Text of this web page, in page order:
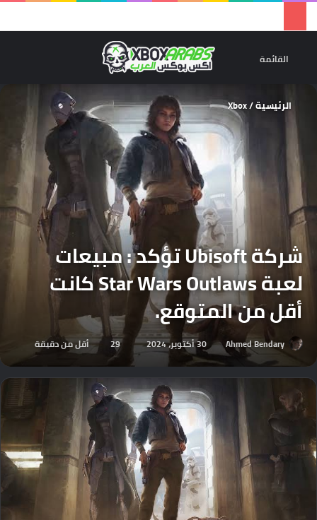
القائمة
الرئيسية/
Xbox
شركة Ubisoft تؤكد : مبيعات
لعبة Star Wars Outlaws كانت
أقل من المتوقع.
Ahmed Bendary 30 أكتوبر، 2024 29 أقل من دقيقة